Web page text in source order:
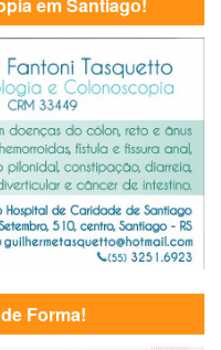
Forma!